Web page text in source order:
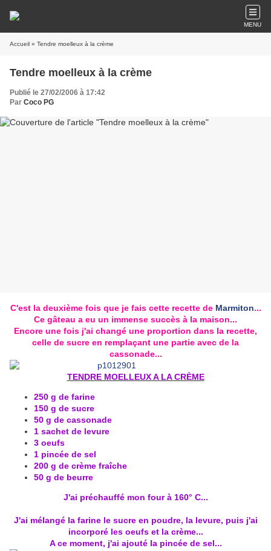
MENU
Accueil » Tendre moelleux à la crème
Tendre moelleux à la crème
Publié le 27/02/2006 à 17:42
Par Coco PG
C'est la deuxième fois que je fais cette recette de Marmiton...
Ce gâteau a eu un immense succès à la maison...
Encore une fois j'ai changé une proportion dans la recette,
celle de sucre en remplaçant une partie avec de la
cassonade...
TENDRE MOELLEUX A LA CRÈME
250 g de farine
150 g de sucre
50 g de cassonade
1 sachet de levure
3 oeufs
1 pincée de sel
200 g de crème fraîche
50 g de beurre
J'ai préchauffé mon four à 160° C...
J'ai mélangé la farine le sucre en poudre, la levure, puis j'ai
incorporé les oeufs et la crème...
A ce moment, j'ai ajouté la pincée de sel...